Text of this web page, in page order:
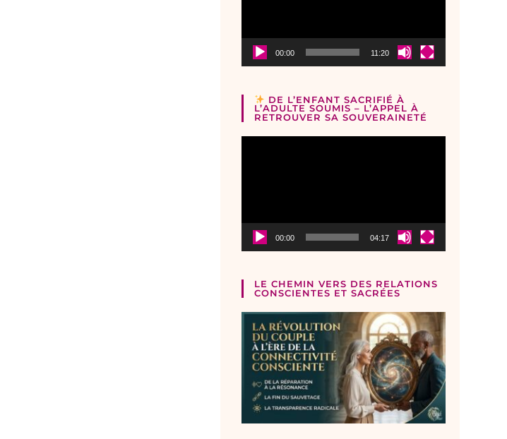
00:00 11:20
DE L’ENFANT SACRIFIÉ À
L’ADULTE SOUMIS – L’APPEL À
RETROUVER SA SOUVERAINETÉ
00:00 04:17
LE CHEMIN VERS DES RELATIONS
CONSCIENTES ET SACRÉES